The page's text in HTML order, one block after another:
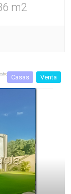
m2
Casas Venta